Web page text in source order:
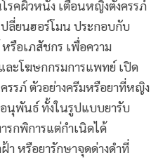
รคผิวหนัง เตือนหญิงตั้งครรภ์
ปลี่ยนฮอร์โมน ประกอบกับ
รือเภสัชกร เพื่อความ
ะโฆษกกรมการแพทย์ เปิด
รรภ์ ตัวอย่างครีมหรือยาที่หญิง
อนุพันธ์ ทั้งในรูปแบบยารับ
รกพิการแต่กำเนิดได้
า หรือยารักษาจุดด่างดำที่